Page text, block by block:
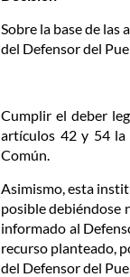
Sobre la base de
del Defensor del
Cumplir el deber
artículos 42 y 54 la
Común.
Asimismo, esta
posible debiéndose
informado al
recurso planteado,
del Defensor del